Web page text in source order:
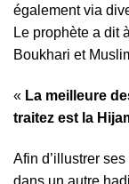
également via
Le prophète a dit
Boukhari et
« La meilleure
traitez est la
Afin d’illustrer
dans un autre